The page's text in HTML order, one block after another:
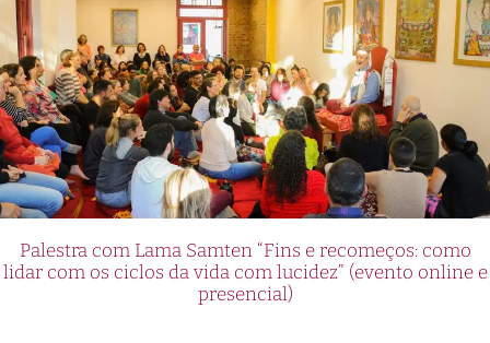
Palestra com Lama Samten “Fins e recomeços: como
lidar com os ciclos da vida com lucidez” (evento online e
presencial)